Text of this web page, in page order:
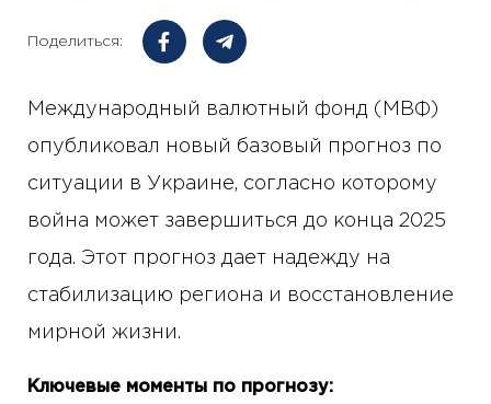
Поделиться:
Международный валютный фонд (МВФ)
опубликовал новый базовый прогноз по
ситуации в Украине, согласно которому
война может завершиться до конца 2025
года. Этот прогноз дает надежду на
стабилизацию региона и восстановление
мирной жизни.
Ключевые моменты по прогнозу: